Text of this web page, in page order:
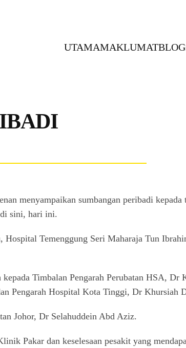
UTAMAMAKLUMATBLOG
menyampaikan sumbangan peribadi
sini, hari ini.
Hospital Temenggung Seri Maharaja Tun
Timbalan Pengarah Perubatan HSA, Dr
Pengarah Hospital Kota Tinggi, Dr Khursiah
Johor, Dr Selahuddein Abd Aziz.
Pakar dan keselesaan pesakit yang